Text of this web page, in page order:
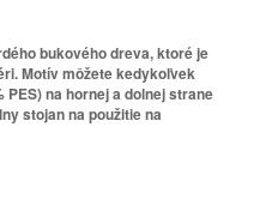
bukového dreva, ktoré je
Motív môžete kedykoľvek
na hornej a dolnej strane
stojan na použitie na